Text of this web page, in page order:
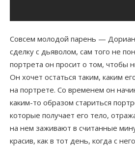
Совсем молодой парень —
сделку с дьяволом, сам того не
портрета он просит о том, чтобы
Он хочет остаться таким, каким
на портрете. Со временем он
каким-то образом стариться
которые получает его тело,
на нем заживают в считанные
красив, как в тот день, когда с